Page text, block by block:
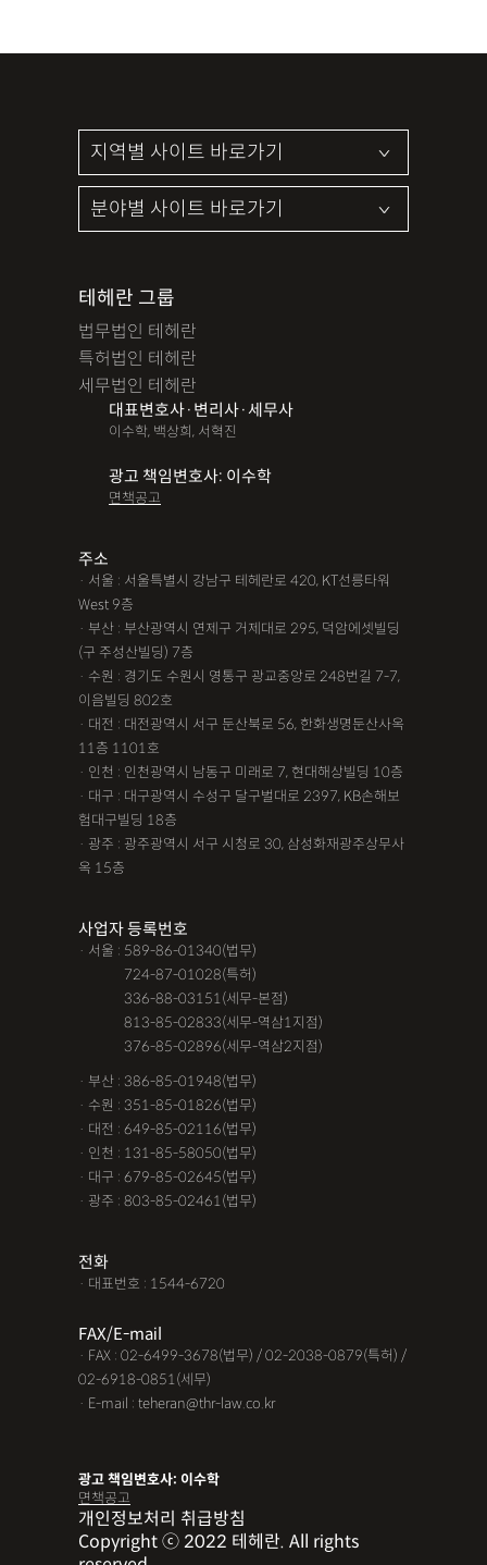
테헤란 그룹
법무법인 테헤란
특허법인 테헤란
세무법인 테헤란
대표변호사·변리사·세무사
이수학, 백상희, 서혁진
광고 책임변호사: 이수학
면책공고
주소
· 서울 : 서울특별시 강남구 테헤란로 420, KT선릉타워
West 9층
· 부산 : 부산광역시 연제구 거제대로 295, 덕암에셋빌딩
(구 주성산빌딩) 7층
· 수원 : 경기도 수원시 영통구 광교중앙로 248번길 7-7,
이음빌딩 802호
· 대전 : 대전광역시 서구 둔산북로 56, 한화생명둔산사옥
11층 1101호
· 인천 : 인천광역시 남동구 미래로 7, 현대해상빌딩 10층
· 대구 : 대구광역시 수성구 달구벌대로 2397, KB손해보
험대구빌딩 18층
· 광주 : 광주광역시 서구 시청로 30, 삼성화재광주상무사
옥 15층
사업자 등록번호
· 서울 : 589-86-01340(법무)
724-87-01028(특허)
336-88-03151(세무-본점)
813-85-02833(세무-역삼1지점)
376-85-02896(세무-역삼2지점)
· 부산 : 386-85-01948(법무)
· 수원 : 351-85-01826(법무)
· 대전 : 649-85-02116(법무)
· 인천 : 131-85-58050(법무)
· 대구 : 679-85-02645(법무)
· 광주 : 803-85-02461(법무)
전화
· 대표번호 : 1544-6720
FAX/E-mail
· FAX : 02-6499-3678(법무) / 02-2038-0879(특허) /
02-6918-0851(세무)
· E-mail : teheran@thr-law.co.kr
광고 책임변호사: 이수학
면책공고
개인정보처리 취급방침
Copyright ⓒ 2022 테헤란. All rights